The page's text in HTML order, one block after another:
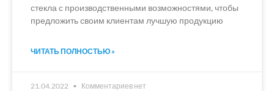
стекла с производственными возможностями, чтобы
предложить своим клиентам лучшую продукцию
ЧИТАТЬ ПОЛНОСТЬЮ »
21.04.2022 Комментариев нет